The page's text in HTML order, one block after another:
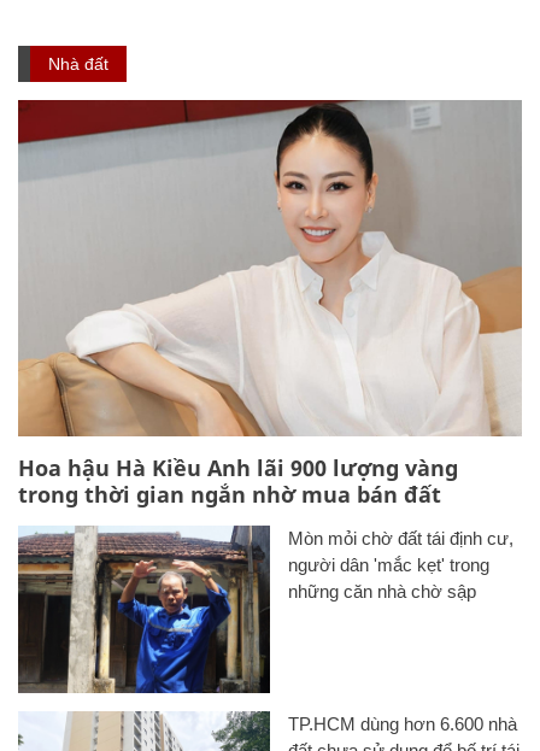
Nhà đất
Hoa hậu Hà Kiều Anh lãi 900 lượng vàng
trong thời gian ngắn nhờ mua bán đất
Mòn mỏi chờ đất tái định cư,
người dân 'mắc kẹt' trong
những căn nhà chờ sập
TP.HCM dùng hơn 6.600 nhà